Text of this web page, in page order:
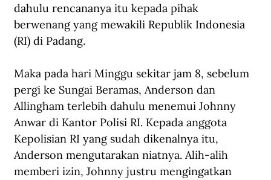
dahulu rencananya itu kepada pihak
berwenang yang mewakili Republik Indonesia
(RI) di Padang.
Maka pada hari Minggu sekitar jam 8, sebelum
pergi ke Sungai Beramas, Anderson dan
Allingham terlebih dahulu menemui Johnny
Anwar di Kantor Polisi RI. Kepada anggota
Kepolisian RI yang sudah dikenalnya itu,
Anderson mengutarakan niatnya. Alih-alih
memberi izin, Johnny justru mengingatkan